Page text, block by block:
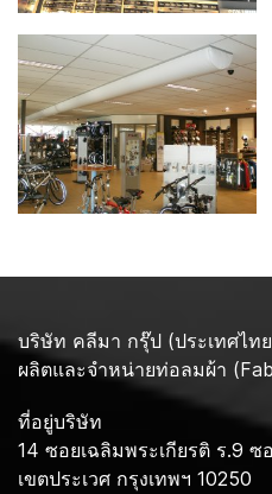
บริษัท คลีมา กรุ๊ป (ประเทศไท
ผลิตและจำหน่ายท่อลมผ้า
ที่อยู่บริษัท
14 ซอยเฉลิมพระเกียรติ ร.9
เขตประเวศ กรุงเทพฯ 10250